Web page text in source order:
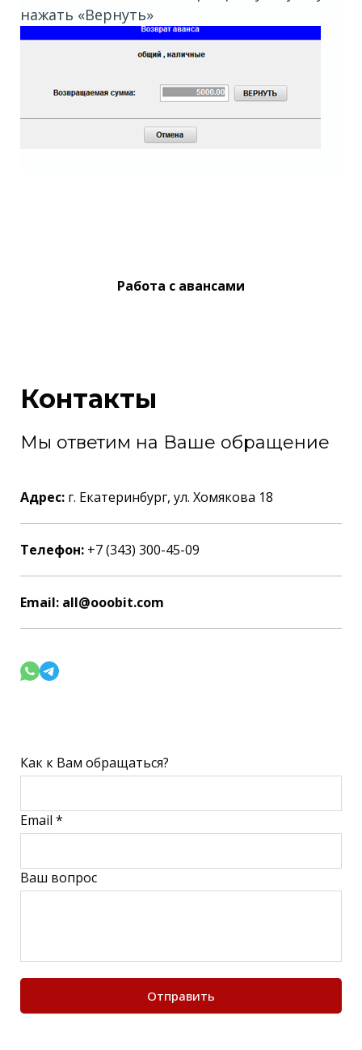
нажать «Вернуть»
Работа с авансами
Контакты
Мы ответим на Ваше обращение
Адрес: г. Екатеринбург, ул. Хомякова 18
Телефон: +7 (343) 300-45-09
Email: all@ooobit.com
Как к Вам обращаться?
Email *
Ваш вопрос
Отправить